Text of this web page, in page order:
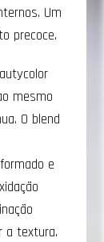
Um
precoce.
mesmo
O blend
e
a textura.